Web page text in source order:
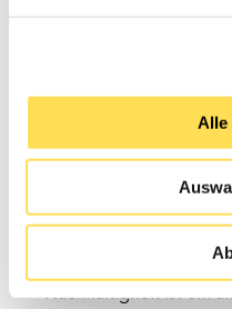
Alle
unschöne
alte
Ökologische
Einrichtung
Arbeitsplatzes
Nachhaltigkeit ist ein